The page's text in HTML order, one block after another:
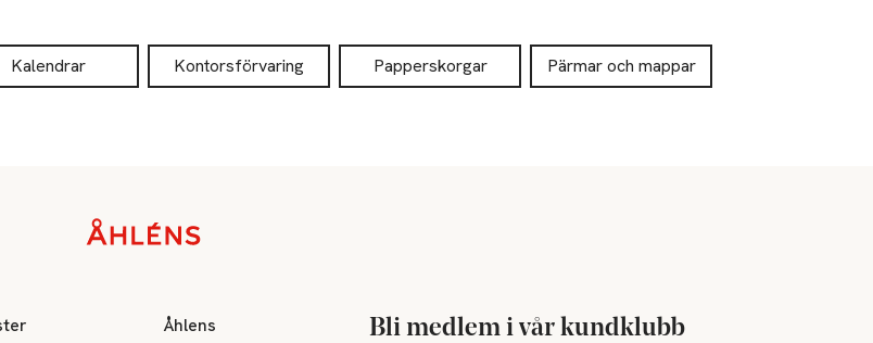
Kalendrar Kontorsförvaring Papperskorgar Pärmar och mappar
Åhlens
Bli medlem i vår kundklubb